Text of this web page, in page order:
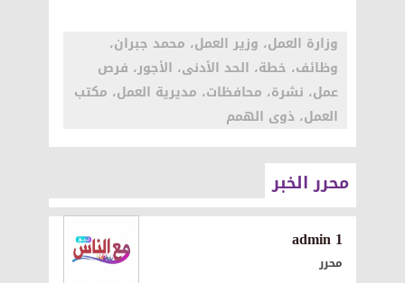
وزارة العمل، وزير العمل، محمد جبران،
وظائف، خطة، الحد الأدنى، الأجور، فرص
عمل، نشرة، محافظات، مديرية العمل، مكتب
العمل، ذوى الهمم
محرر الخبر
1 admin
محرر